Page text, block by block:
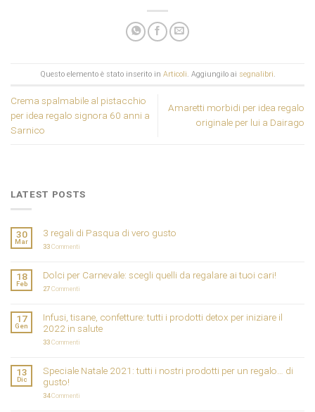
Questo elemento è stato inserito in Articoli. Aggiungilo ai segnalibri.
Crema spalmabile al pistacchio
per idea regalo signora 60 anni a
Sarnico
Amaretti morbidi per idea regalo
originale per lui a Dairago
LATEST POSTS
30
Mar
3 regali di Pasqua di vero gusto
33Commenti
18
Feb
Dolci per Carnevale: scegli quelli da regalare ai tuoi cari!
27Commenti
17
Gen
Infusi, tisane, confetture: tutti i prodotti detox per iniziare il
2022 in salute
33Commenti
13
Dic
Speciale Natale 2021: tutti i nostri prodotti per un regalo… di
gusto!
34Commenti